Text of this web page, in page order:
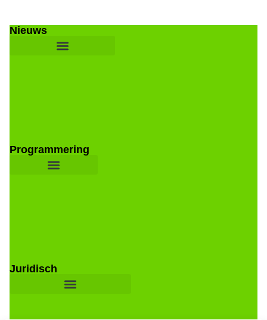
Nieuws
Programmering
Juridisch